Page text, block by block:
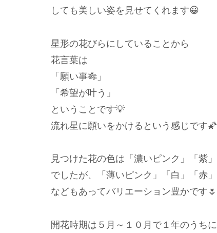
しても美しい姿を見せてくれます😀
星形の花びらにしていることから
花言葉は
「願い事🎋」
「希望が叶う」
ということです💡
流れ星に願いをかけるという感じです🌠
見つけた花の色は「濃いピンク」「紫」
でしたが、「薄いピンク」「白」「赤」
などもあってバリエーション豊かです🌷
開花時期は５月～１０月で１年のうちに